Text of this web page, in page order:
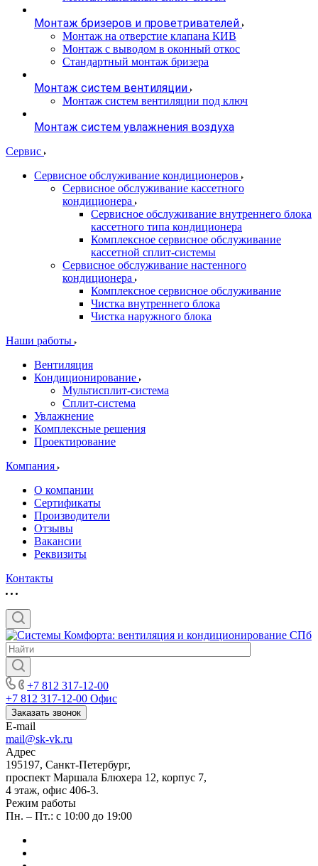
Монтаж бризеров и проветривателей
Монтаж на отверстие клапана КИВ
Монтаж с выводом в оконный откос
Стандартный монтаж бризера
Монтаж систем вентиляции
Монтаж систем вентиляции под ключ
Монтаж систем увлажнения воздуха
Сервис
Сервисное обслуживание кондиционеров
Сервисное обслуживание кассетного
кондиционера
Сервисное обслуживание внутреннего блока
кассетного типа кондиционера
Комплексное сервисное обслуживание
кассетной сплит-системы
Сервисное обслуживание настенного
кондиционера
Комплексное сервисное обслуживание
Чистка внутреннего блока
Чистка наружного блока
Наши работы
Вентиляция
Кондиционирование
Мультисплит-система
Сплит-система
Увлажнение
Комплексные решения
Проектирование
Компания
О компании
Сертификаты
Производители
Отзывы
Вакансии
Реквизиты
Контакты
+7 812 317-12-00
+7 812 317-12-00 Офис
Заказать звонок
E-mail
mail@sk-vk.ru
Адрес
195197, Санкт-Петербург,
проспект Маршала Блюхера 12, корпус 7,
4 этаж, офис 406-3.
Режим работы
Пн. – Пт.: с 10:00 до 19:00